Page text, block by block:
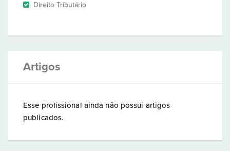
Direito Tributário
Artigos
Esse profissional ainda não possui artigos
publicados.